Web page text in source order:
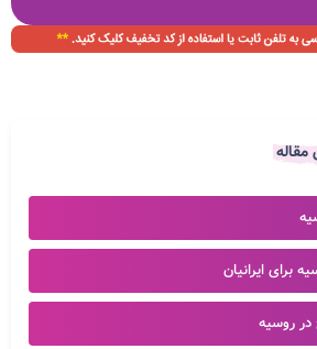
برای ایرانیان
در روسیه